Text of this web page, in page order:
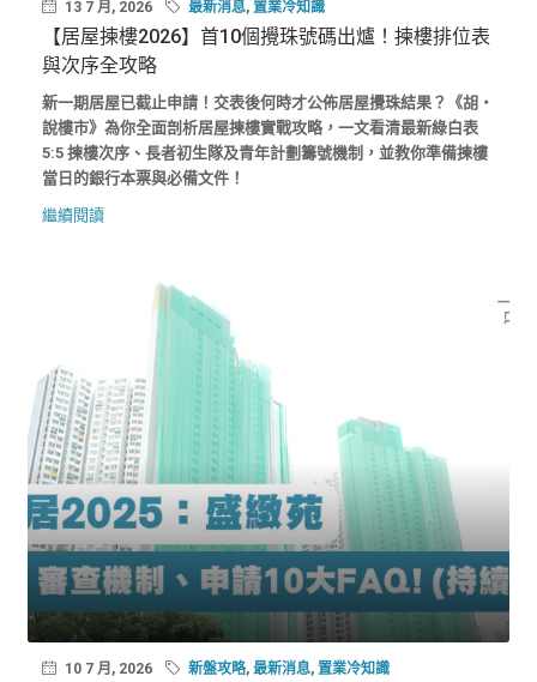
13 7 月, 2026 最新消息, 置業冷知識
【居屋揀樓2026】首10個攪珠號碼出爐！揀樓排位表
與次序全攻略
新一期居屋已截止申請！交表後何時才公佈居屋攪珠結果？《胡‧
說樓市》為你全面剖析居屋揀樓實戰攻略，一文看清最新綠白表
5:5 揀樓次序、長者初生隊及青年計劃籌號機制，並教你準備揀樓
當日的銀行本票與必備文件！
繼續閱讀
10 7 月, 2026 新盤攻略, 最新消息, 置業冷知識